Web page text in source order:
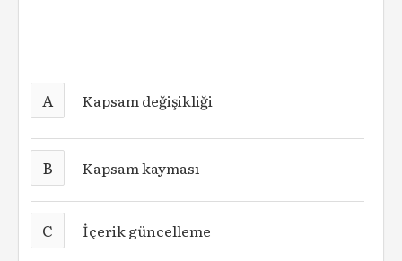
A Kapsam değişikliği
B Kapsam kayması
C İçerik güncelleme